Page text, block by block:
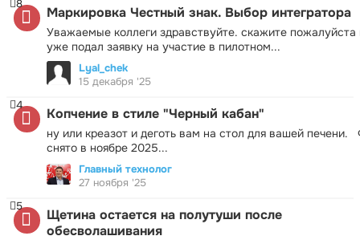
Маркировка Честный знак. Выбор интегратора
Уважаемые коллеги здравствуйте. скажите пожалуйста
уже подал заявку на участие в пилотном...
8
Lyal_chek
15 декабря '25
Копчение в стиле "Черный кабан"
ну или креазот и деготь вам на стол для вашей печени.
снято в ноябре 2025...
4
Главный технолог
27 ноября '25
Щетина остается на полутуши после
обесволашивания
5